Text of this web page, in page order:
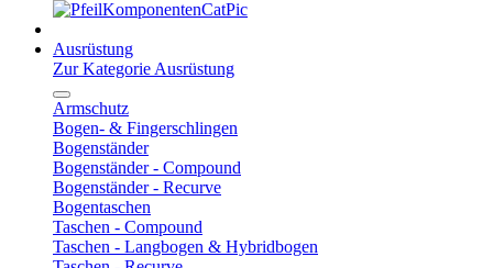
Ausrüstung
Zur Kategorie Ausrüstung
Armschutz
Bogen- & Fingerschlingen
Bogenständer
Bogenständer - Compound
Bogenständer - Recurve
Bogentaschen
Taschen - Compound
Taschen - Langbogen & Hybridbogen